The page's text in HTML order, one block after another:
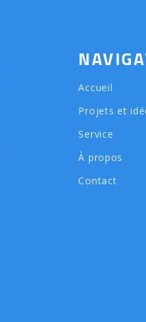
Accueil
Projets et
Service
À propos
Contact